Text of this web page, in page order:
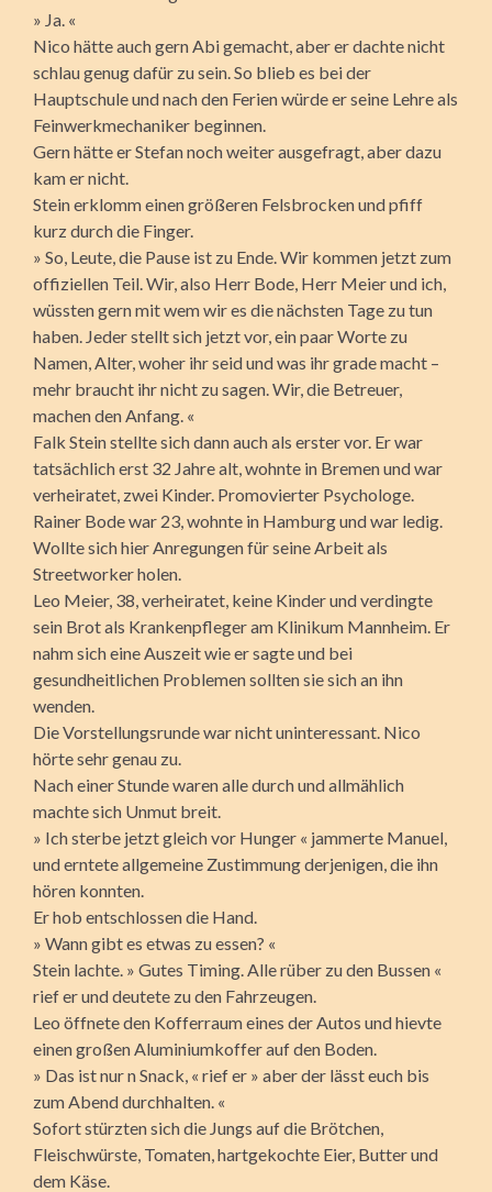
» Ja. «
Nico hätte auch gern Abi gemacht, aber er dachte nicht
schlau genug dafür zu sein. So blieb es bei der
Hauptschule und nach den Ferien würde er seine Lehre als
Feinwerkmechaniker beginnen.
Gern hätte er Stefan noch weiter ausgefragt, aber dazu
kam er nicht.
Stein erklomm einen größeren Felsbrocken und pfiff
kurz durch die Finger.
» So, Leute, die Pause ist zu Ende. Wir kommen jetzt zum
offiziellen Teil. Wir, also Herr Bode, Herr Meier und ich,
wüssten gern mit wem wir es die nächsten Tage zu tun
haben. Jeder stellt sich jetzt vor, ein paar Worte zu
Namen, Alter, woher ihr seid und was ihr grade macht –
mehr braucht ihr nicht zu sagen. Wir, die Betreuer,
machen den Anfang. «
Falk Stein stellte sich dann auch als erster vor. Er war
tatsächlich erst 32 Jahre alt, wohnte in Bremen und war
verheiratet, zwei Kinder. Promovierter Psychologe.
Rainer Bode war 23, wohnte in Hamburg und war ledig.
Wollte sich hier Anregungen für seine Arbeit als
Streetworker holen.
Leo Meier, 38, verheiratet, keine Kinder und verdingte
sein Brot als Krankenpfleger am Klinikum Mannheim. Er
nahm sich eine Auszeit wie er sagte und bei
gesundheitlichen Problemen sollten sie sich an ihn
wenden.
Die Vorstellungsrunde war nicht uninteressant. Nico
hörte sehr genau zu.
Nach einer Stunde waren alle durch und allmählich
machte sich Unmut breit.
» Ich sterbe jetzt gleich vor Hunger « jammerte Manuel,
und erntete allgemeine Zustimmung derjenigen, die ihn
hören konnten.
Er hob entschlossen die Hand.
» Wann gibt es etwas zu essen? «
Stein lachte. » Gutes Timing. Alle rüber zu den Bussen «
rief er und deutete zu den Fahrzeugen.
Leo öffnete den Kofferraum eines der Autos und hievte
einen großen Aluminiumkoffer auf den Boden.
» Das ist nur n Snack, « rief er » aber der lässt euch bis
zum Abend durchhalten. «
Sofort stürzten sich die Jungs auf die Brötchen,
Fleischwürste, Tomaten, hartgekochte Eier, Butter und
dem Käse.